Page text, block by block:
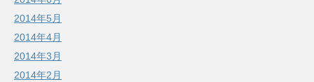
2014年5月
2014年4月
2014年3月
2014年2月